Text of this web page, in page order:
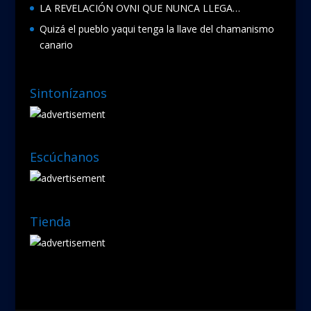
LA REVELACIÓN OVNI QUE NUNCA LLEGA…
Quizá el pueblo yaqui tenga la llave del chamanismo
canario
Sintonízanos
Escúchanos
Tienda